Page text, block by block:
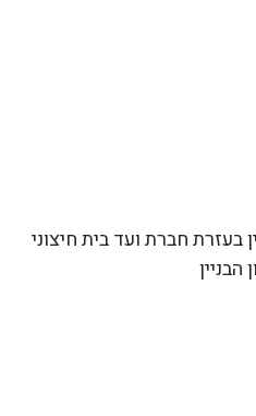
בעזרת חברת ועד בית חיצוני